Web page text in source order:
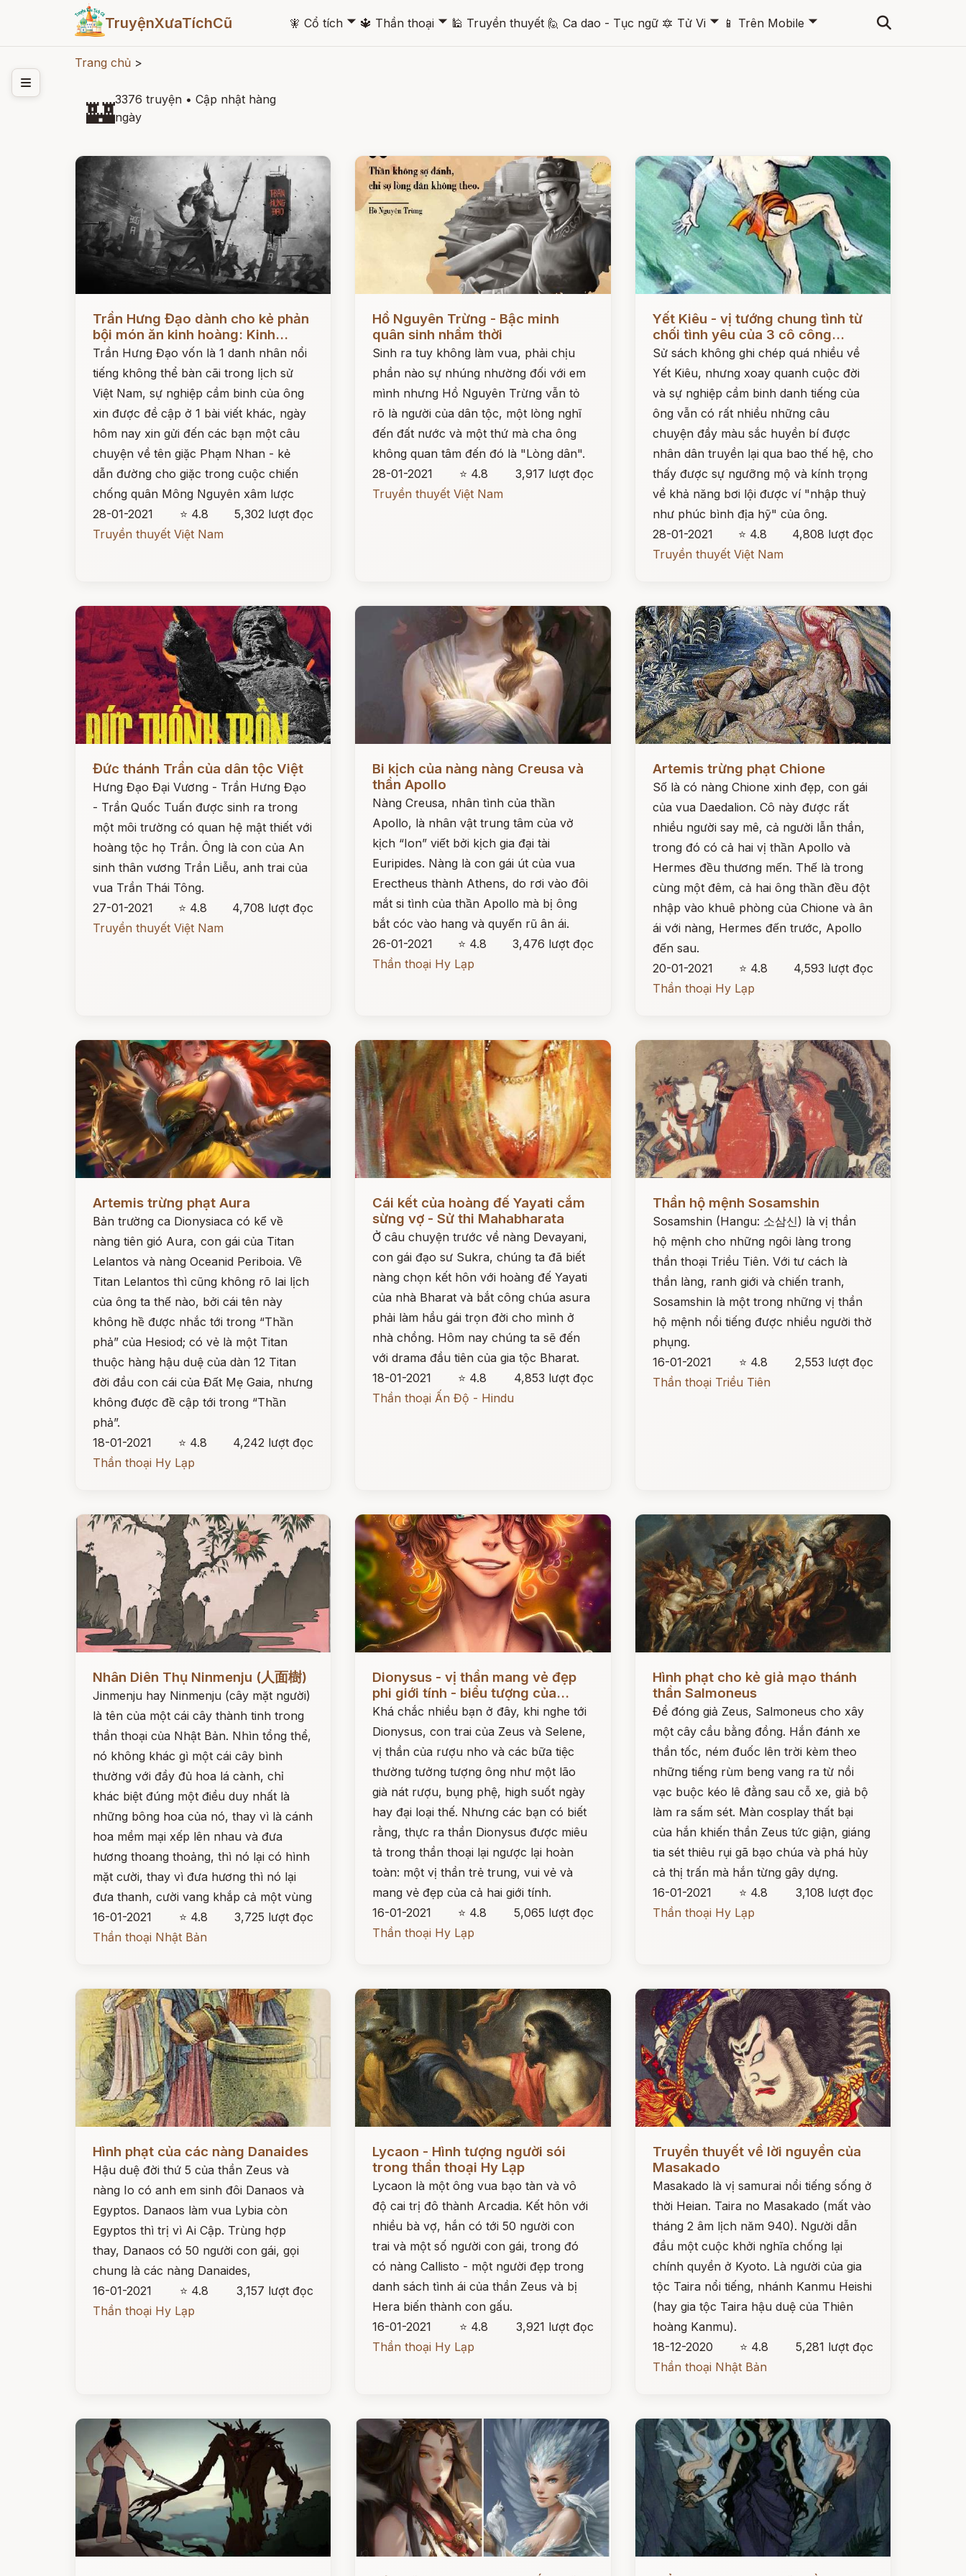
TruyệnXưaTíchCũ 🧚 Cổ tích 🞃 🔱 Thần thoại 🞃 🕌 Truyền thuyết 🙋 Ca dao - Tục ngữ 🔯 Tử Vi 🞃 📱 Trên Mobile 🞃
Trang chủ >
🏰3376 truyện • Cập nhật hàng
ngày
Đọc ngay
Trần Hưng Đạo dành cho kẻ phản
bội món ăn kinh hoàng: Kinh...
Trần Hưng Đạo vốn là 1 danh nhân nổi
tiếng không thể bàn cãi trong lịch sử
Việt Nam, sự nghiệp cầm binh của ông
xin được đề cập ở 1 bài viết khác, ngày
hôm nay xin gửi đến các bạn một câu
chuyện về tên giặc Phạm Nhan - kẻ
dẫn đường cho giặc trong cuộc chiến
chống quân Mông Nguyên xâm lược
28-01-2021
⭐ 4.8
5,302 lượt đọc
Truyền thuyết Việt Nam
Đọc ngay
Hồ Nguyên Trừng - Bậc minh
quân sinh nhầm thời
Sinh ra tuy không làm vua, phải chịu
phần nào sự nhúng nhường đối với em
mình nhưng Hồ Nguyên Trừng vẫn tỏ
rõ là người của dân tộc, một lòng nghĩ
đến đất nước và một thứ mà cha ông
không quan tâm đến đó là "Lòng dân".
28-01-2021
⭐ 4.8
3,917 lượt đọc
Truyền thuyết Việt Nam
Đọc ngay
Yết Kiêu - vị tướng chung tình từ
chối tình yêu của 3 cô công...
Sử sách không ghi chép quá nhiều về
Yết Kiêu, nhưng xoay quanh cuộc đời
và sự nghiệp cầm binh danh tiếng của
ông vẫn có rất nhiều những câu
chuyện đầy màu sắc huyền bí được
nhân dân truyền lại qua bao thế hệ, cho
thấy được sự ngưỡng mộ và kính trọng
về khả năng bơi lội được ví "nhập thuỷ
như phúc bình địa hỹ" của ông.
28-01-2021
⭐ 4.8
4,808 lượt đọc
Truyền thuyết Việt Nam
Đức thánh Trần của dân tộc Việt
Hưng Đạo Đại Vương - Trần Hưng Đạo
- Trần Quốc Tuấn được sinh ra trong
một môi trường có quan hệ mật thiết với
hoàng tộc họ Trần. Ông là con của An
sinh thân vương Trần Liễu, anh trai của
vua Trần Thái Tông.
27-01-2021
⭐ 4.8
4,708 lượt đọc
Truyền thuyết Việt Nam
Bi kịch của nàng nàng Creusa và
thần Apollo
Nàng Creusa, nhân tình của thần
Apollo, là nhân vật trung tâm của vở
kịch “Ion” viết bởi kịch gia đại tài
Euripides. Nàng là con gái út của vua
Erectheus thành Athens, do rơi vào đôi
mắt si tình của thần Apollo mà bị ông
bắt cóc vào hang và quyến rũ ân ái.
26-01-2021
⭐ 4.8
3,476 lượt đọc
Thần thoại Hy Lạp
Artemis trừng phạt Chione
Số là có nàng Chione xinh đẹp, con gái
của vua Daedalion. Cô này được rất
nhiều người say mê, cả người lẫn thần,
trong đó có cả hai vị thần Apollo và
Hermes đều thương mến. Thế là trong
cùng một đêm, cả hai ông thần đều đột
nhập vào khuê phòng của Chione và ân
ái với nàng, Hermes đến trước, Apollo
đến sau.
20-01-2021
⭐ 4.8
4,593 lượt đọc
Thần thoại Hy Lạp
Artemis trừng phạt Aura
Bản trường ca Dionysiaca có kể về
nàng tiên gió Aura, con gái của Titan
Lelantos và nàng Oceanid Periboia. Về
Titan Lelantos thì cũng không rõ lai lịch
của ông ta thế nào, bởi cái tên này
không hề được nhắc tới trong “Thần
phả” của Hesiod; có vẻ là một Titan
thuộc hàng hậu duệ của dàn 12 Titan
đời đầu con cái của Đất Mẹ Gaia, nhưng
không được đề cập tới trong “Thần
phả”.
18-01-2021
⭐ 4.8
4,242 lượt đọc
Thần thoại Hy Lạp
Cái kết của hoàng đế Yayati cắm
sừng vợ - Sử thi Mahabharata
Ở câu chuyện trước về nàng Devayani,
con gái đạo sư Sukra, chúng ta đã biết
nàng chọn kết hôn với hoàng đế Yayati
của nhà Bharat và bắt công chúa asura
phải làm hầu gái trọn đời cho mình ở
nhà chồng. Hôm nay chúng ta sẽ đến
với drama đầu tiên của gia tộc Bharat.
18-01-2021
⭐ 4.8
4,853 lượt đọc
Thần thoại Ấn Độ - Hindu
Đọc ngay
Thần hộ mệnh Sosamshin
Sosamshin (Hangu: 소삼신) là vị thần
hộ mệnh cho những ngôi làng trong
thần thoại Triều Tiên. Với tư cách là
thần làng, ranh giới và chiến tranh,
Sosamshin là một trong những vị thần
hộ mệnh nổi tiếng được nhiều người thờ
phụng.
16-01-2021
⭐ 4.8
2,553 lượt đọc
Thần thoại Triều Tiên
Nhân Diên Thụ Ninmenju (人面樹)
Jinmenju hay Ninmenju (cây mặt người)
là tên của một cái cây thành tinh trong
thần thoại của Nhật Bản. Nhìn tổng thể,
nó không khác gì một cái cây bình
thường với đầy đủ hoa lá cành, chỉ
khác biệt đúng một điều duy nhất là
những bông hoa của nó, thay vì là cánh
hoa mềm mại xếp lên nhau và đưa
hương thoang thoảng, thì nó lại có hình
mặt cười, thay vì đưa hương thì nó lại
đưa thanh, cười vang khắp cả một vùng
16-01-2021
⭐ 4.8
3,725 lượt đọc
Thần thoại Nhật Bản
Dionysus - vị thần mang vẻ đẹp
phi giới tính - biểu tượng của...
Khá chắc nhiều bạn ở đây, khi nghe tới
Dionysus, con trai của Zeus và Selene,
vị thần của rượu nho và các bữa tiệc
thường tưởng tượng ông như một lão
già nát rượu, bụng phệ, high suốt ngày
hay đại loại thế. Nhưng các bạn có biết
rằng, thực ra thần Dionysus được miêu
tả trong thần thoại lại ngược lại hoàn
toàn: một vị thần trẻ trung, vui vẻ và
mang vẻ đẹp của cả hai giới tính.
16-01-2021
⭐ 4.8
5,065 lượt đọc
Thần thoại Hy Lạp
Hình phạt cho kẻ giả mạo thánh
thần Salmoneus
Để đóng giả Zeus, Salmoneus cho xây
một cây cầu bằng đồng. Hắn đánh xe
thần tốc, ném đuốc lên trời kèm theo
những tiếng rùm beng vang ra từ nồi
vạc buộc kéo lê đằng sau cỗ xe, giả bộ
làm ra sấm sét. Màn cosplay thất bại
của hắn khiến thần Zeus tức giận, giáng
tia sét thiêu rụi gã bạo chúa và phá hủy
cả thị trấn mà hắn từng gây dựng.
16-01-2021
⭐ 4.8
3,108 lượt đọc
Thần thoại Hy Lạp
Hình phạt của các nàng Danaides
Hậu duệ đời thứ 5 của thần Zeus và
nàng Io có anh em sinh đôi Danaos và
Egyptos. Danaos làm vua Lybia còn
Egyptos thì trị vì Ai Cập. Trùng hợp
thay, Danaos có 50 người con gái, gọi
chung là các nàng Danaides,
16-01-2021
⭐ 4.8
3,157 lượt đọc
Thần thoại Hy Lạp
Lycaon - Hình tượng người sói
trong thần thoại Hy Lạp
Lycaon là một ông vua bạo tàn và vô
độ cai trị đô thành Arcadia. Kết hôn với
nhiều bà vợ, hắn có tới 50 người con
trai và một số người con gái, trong đó
có nàng Callisto - một người đẹp trong
danh sách tình ái của thần Zeus và bị
Hera biến thành con gấu.
16-01-2021
⭐ 4.8
3,921 lượt đọc
Thần thoại Hy Lạp
Đọc ngay
Truyền thuyết về lời nguyền của
Masakado
Masakado là vị samurai nổi tiếng sống ở
thời Heian. Taira no Masakado (mất vào
tháng 2 âm lịch năm 940). Người dẫn
đầu một cuộc khởi nghĩa chống lại
chính quyền ở Kyoto. Là người của gia
tộc Taira nổi tiếng, nhánh Kanmu Heishi
(hay gia tộc Taira hậu duệ của Thiên
hoàng Kanmu).
18-12-2020
⭐ 4.8
5,281 lượt đọc
Thần thoại Nhật Bản
Đọc ngay